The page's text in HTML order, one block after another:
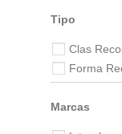
Tipo
Clas
Forma
Marcas